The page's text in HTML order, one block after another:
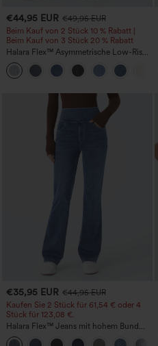
€44,95 EUR €49,95 EUR
Beim Kauf von 2 Stück 10 % Rabatt |
Beim Kauf von 3 Stück 20 % Rabatt
Halara Flex™ Asymmetrische Low-Rise-
Jeans mit Reißverschlusstaschen,
Baggy-Stil, weitem Bein, gewaschen,
lässig
€35,95 EUR €44,95 EUR
Kaufen Sie 2 Stück für 61,54 € oder 4
Stück für 123,08 €.
Halara Flex™ Jeans mit hohem Bund
und Taschen, gewaschener, lässiger